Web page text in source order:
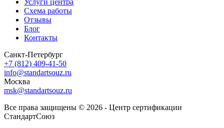
Схема работы
Отзывы
Блог
Контакты
Санкт-Петербург
+7 (812) 409-41-50
info@standartsouz.ru
Москва
msk@standartsouz.ru
Все права защищены © 2026 - Центр сертификации
СтандартСоюз